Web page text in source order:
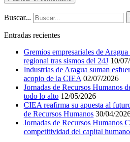
Buscar...
Entradas recientes
Gremios empresariales de
regional tras sismos del 24J 10/
Industrias de Aragua suman
acopio de la CIEA 02/07/2026
Jornadas de Recursos Humanos
todo lo alto 12/05/2026
CIEA reafirma su apuesta al
de Recursos Humanos 30/04/
Jornadas de Recursos Humanos
competitividad del capital humano